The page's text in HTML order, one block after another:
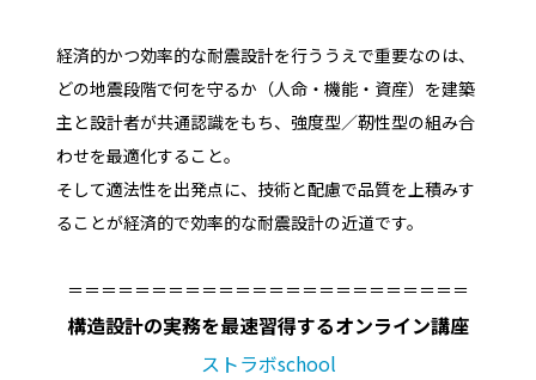
経済的かつ効率的な耐震設計を行ううえで重要なのは、
どの地震段階で何を守るか（人命・機能・資産）を建築
主と設計者が共通認識をもち、強度型／靭性型の組み合
わせを最適化すること。
そして適法性を出発点に、技術と配慮で品質を上積みす
ることが経済的で効率的な耐震設計の近道です。
＝＝＝＝＝＝＝＝＝＝＝＝＝＝＝＝＝＝＝＝＝＝＝＝
構造設計の実務を最速習得するオンライン講座
ストラボschool